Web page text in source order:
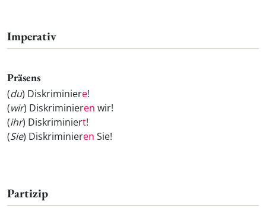
Imperativ
Präsens
(du) Diskriminiere!
(wir) Diskriminieren wir!
(ihr) Diskriminiert!
(Sie) Diskriminieren Sie!
Partizip